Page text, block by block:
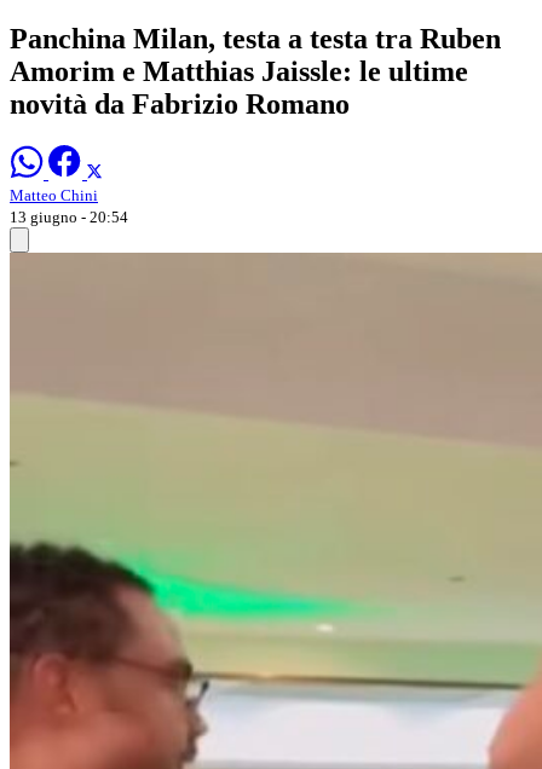
Panchina Milan, testa a testa tra Ruben
Amorim e Matthias Jaissle: le ultime
novità da Fabrizio Romano
Matteo Chini
13 giugno - 20:54